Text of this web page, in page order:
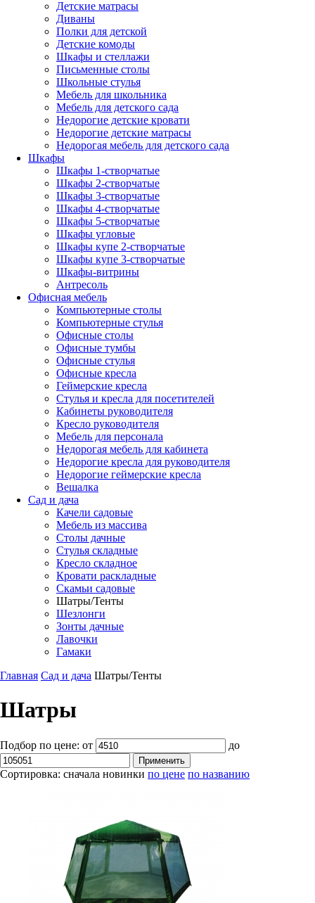
Детские матрасы
Диваны
Полки для детской
Детские комоды
Шкафы и стеллажи
Письменные столы
Школьные стулья
Мебель для школьника
Мебель для детского сада
Недорогие детские кровати
Недорогие детские матрасы
Недорогая мебель для детского сада
Шкафы
Шкафы 1-створчатые
Шкафы 2-створчатые
Шкафы 3-створчатые
Шкафы 4-створчатые
Шкафы 5-створчатые
Шкафы угловые
Шкафы купе 2-створчатые
Шкафы купе 3-створчатые
Шкафы-витрины
Антресоль
Офисная мебель
Компьютерные столы
Компьютерные стулья
Офисные столы
Офисные тумбы
Офисные стулья
Офисные кресла
Геймерские кресла
Стулья и кресла для посетителей
Кабинеты руководителя
Кресло руководителя
Мебель для персонала
Недорогая мебель для кабинета
Недорогие кресла для руководителя
Недорогие геймерские кресла
Вешалка
Сад и дача
Качели садовые
Мебель из массива
Столы дачные
Стулья складные
Кресло складное
Кровати раскладные
Скамьи садовые
Шатры/Тенты
Шезлонги
Зонты дачные
Лавочки
Гамаки
Главная Сад и дача Шатры/Тенты
Шатры
Подбор по цене: от до
Сортировка: сначала новинки по цене по названию